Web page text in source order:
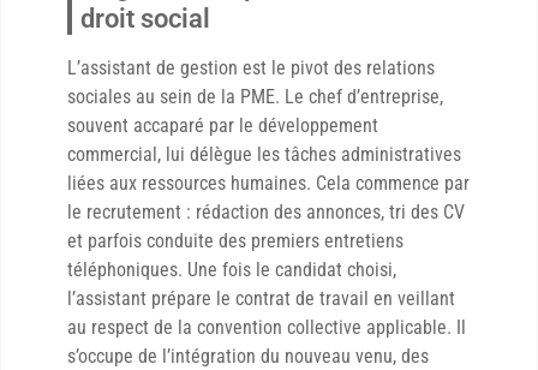
droit social
L’assistant de gestion est le pivot des relations
sociales au sein de la PME. Le chef d’entreprise,
souvent accaparé par le développement
commercial, lui délègue les tâches administratives
liées aux ressources humaines. Cela commence par
le recrutement : rédaction des annonces, tri des CV
et parfois conduite des premiers entretiens
téléphoniques. Une fois le candidat choisi,
l’assistant prépare le contrat de travail en veillant
au respect de la convention collective applicable. Il
s’occupe de l’intégration du nouveau venu, des